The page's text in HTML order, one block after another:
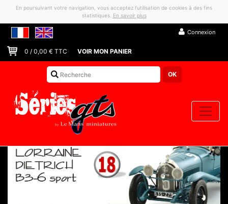
En poursuivant votre navigation, vous acceptez l’utilisation de cookies à des fins
statistiques. En savoir plus
Connexion
0 / 0,00 € TTC VOIR MON PANIER